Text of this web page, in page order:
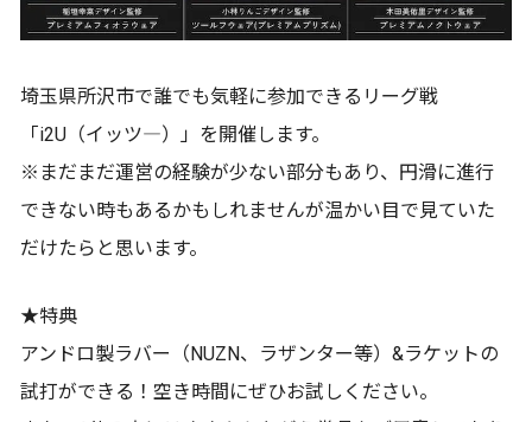
埼玉県所沢市で誰でも気軽に参加できるリーグ戦
「i2U（イッツ―）」を開催します。
※まだまだ運営の経験が少ない部分もあり、円滑に進行
できない時もあるかもしれませんが温かい目で見ていた
だけたらと思います。
★特典
アンドロ製ラバー（NUZN、ラザンター等）&ラケットの
試打ができる！空き時間にぜひお試しください。